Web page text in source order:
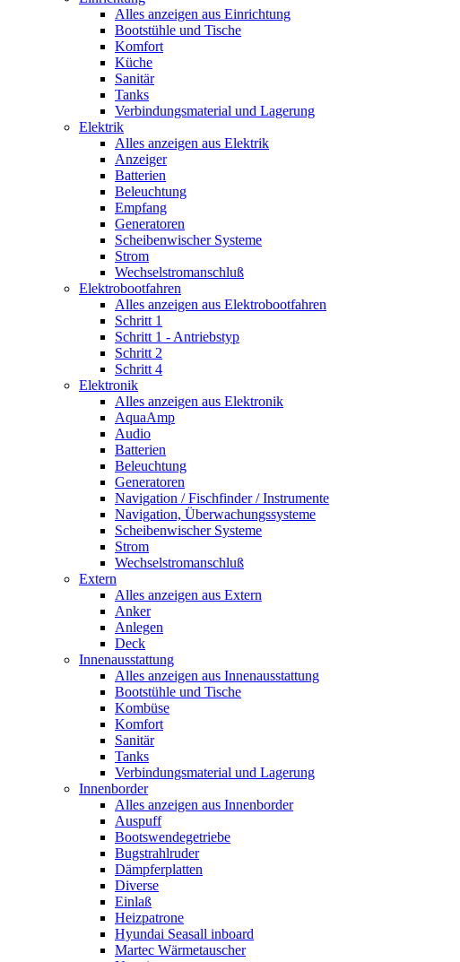
Alles anzeigen aus Einrichtung
Bootstühle und Tische
Komfort
Küche
Sanitär
Tanks
Verbindungsmaterial und Lagerung
Elektrik
Alles anzeigen aus Elektrik
Anzeiger
Batterien
Beleuchtung
Empfang
Generatoren
Scheibenwischer Systeme
Strom
Wechselstromanschluß
Elektrobootfahren
Alles anzeigen aus Elektrobootfahren
Schritt 1
Schritt 1 - Antriebstyp
Schritt 2
Schritt 4
Elektronik
Alles anzeigen aus Elektronik
AquaAmp
Audio
Batterien
Beleuchtung
Generatoren
Navigation / Fischfinder / Instrumente
Navigation, Überwachungssysteme
Scheibenwischer Systeme
Strom
Wechselstromanschluß
Extern
Alles anzeigen aus Extern
Anker
Anlegen
Deck
Innenausstattung
Alles anzeigen aus Innenausstattung
Bootstühle und Tische
Kombüse
Komfort
Sanitär
Tanks
Verbindungsmaterial und Lagerung
Innenborder
Alles anzeigen aus Innenborder
Auspuff
Bootswendegetriebe
Bugstrahlruder
Dämpferplatten
Diverse
Einlaß
Heizpatrone
Hyundai Seasall inboard
Martec Wärmetauscher